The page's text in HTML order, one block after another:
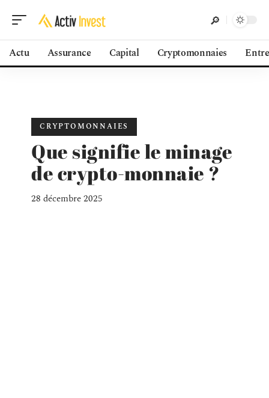
Actu Assurance Capital Cryptomonnaies
CRYPTOMONNAIES
Que signifie le minage
de crypto-monnaie ?
28 décembre 2025